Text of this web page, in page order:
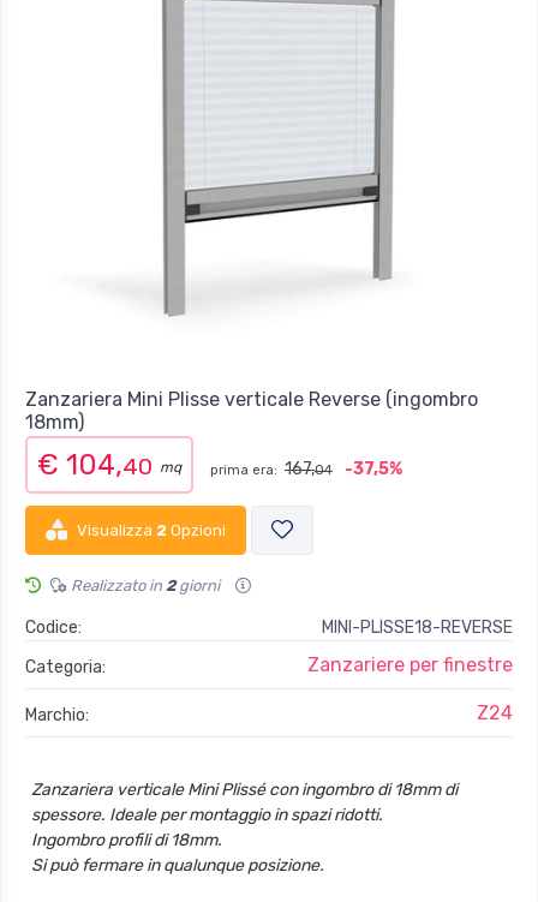
Zanzariera Mini Plisse verticale Reverse (ingombro
18mm)
€ 104,40 mq prima era: 167,04 -37,5%
Visualizza 2 Opzioni
Realizzato in 2giorni
Codice:
MINI-PLISSE18-REVERSE
Categoria:
Zanzariere per finestre
Marchio: Z24
Zanzariera verticale Mini Plissé con ingombro di 18mm di
spessore. Ideale per montaggio in spazi ridotti.
Ingombro profili di 18mm.
Si può fermare in qualunque posizione.